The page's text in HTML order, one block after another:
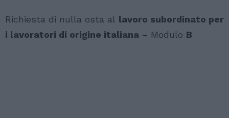
Richiesta di nulla osta al lavoro subordinato per
i lavoratori di origine italiana – Modulo B